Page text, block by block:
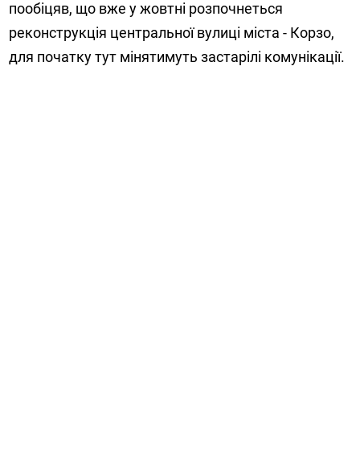
пообіцяв, що вже у жовтні розпочнеться
реконструкція центральної вулиці міста - Корзо,
для початку тут мінятимуть застарілі комунікації.